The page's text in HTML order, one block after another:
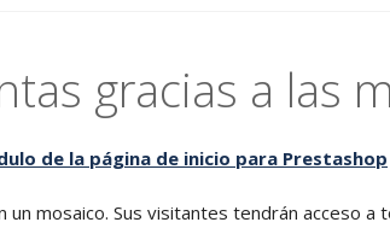
gracias a las
de la página de inicio para Prestashop
un mosaico. Sus visitantes tendrán acceso